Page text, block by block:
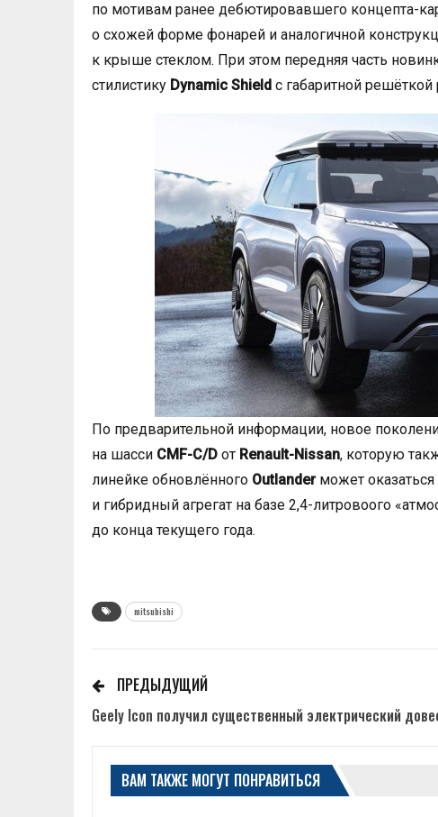
по мотивам ранее дебютировавшего концепта-
о схожей форме фонарей и аналогичной
к крыше стеклом. При этом передняя часть
стилистику Dynamic Shield с габаритной
По предварительной информации, новое
на шасси CMF-C/D от Renault-Nissan, которую
линейке обновлённого Outlanderможет
и гибридный агрегат на базе 2,4-литровоого
до конца текущего года.
mitsubishi
ПРЕДЫДУЩИЙ
Geely Icon получил существенный электрический
ВАМ ТАКЖЕ МОГУТ ПОНРАВИТЬСЯ